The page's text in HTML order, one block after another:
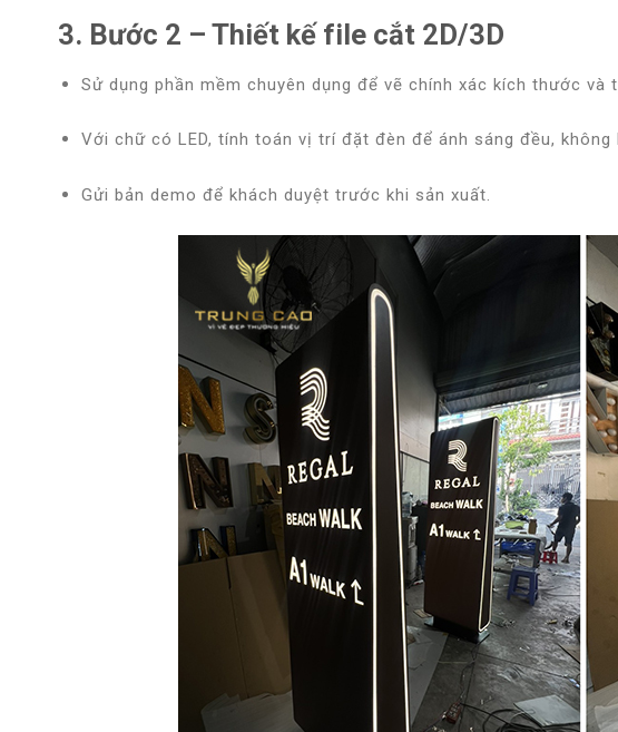
3. Bước 2 – Thiết kế file cắt 2D/3D
Sử dụng phần mềm chuyên dụng để vẽ chính xác kích thước và
Với chữ có LED, tính toán vị trí đặt đèn để ánh sáng đều, không
Gửi bản demo để khách duyệt trước khi sản xuất.